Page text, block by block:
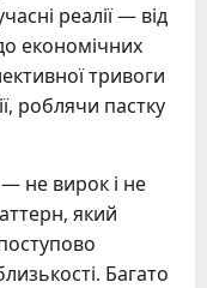
реалії — від
економічних
тривоги
роблячи пастку
не вирок і не
який
Багато